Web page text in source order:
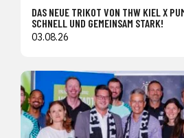
DAS NEUE TRIKOT VON THW KIEL X
SCHNELL UND GEMEINSAM STARK!
03.08.26